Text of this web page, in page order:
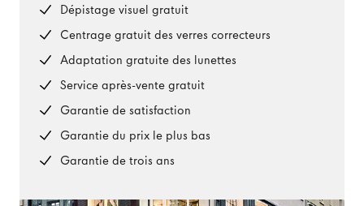
Dépistage visuel gratuit
Centrage gratuit des verres correcteurs
Adaptation gratuite des lunettes
Service après-vente gratuit
Garantie de satisfaction
Garantie du prix le plus bas
Garantie de trois ans